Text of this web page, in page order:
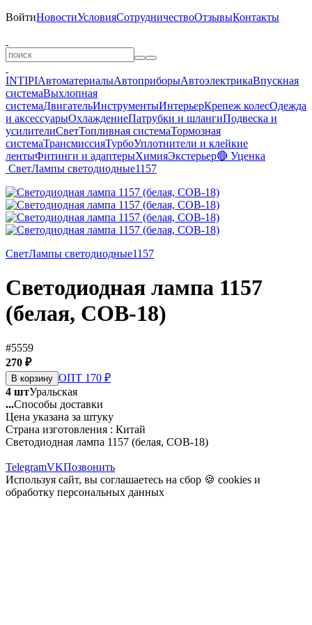
ВойтиНовостиУсловияСотрудничествоОтзывыКонтакты
INTIPIАвтоматериалыАвтоприборыАвтоэлектрикаВпускная
системаВыхлопная
системаДвигательИнструментыИнтерьерКрепеж колесОдежда
и аксессуарыОхлаждениеПатрубки и шлангиПодвеска и
усилителиСветТопливная системаТормозная
системаТрансмиссияТурбоУплотнители и клейкие
лентыФитинги и адаптерыХимияЭкстерьер🔴 Уценка
СветЛампы светодиодные1157
СветЛампы светодиодные1157
Светодиодная лампа 1157
(белая, COB-18)
#5559
270 ₽
В корзину ОПТ 170 ₽
4 штУральская
...Способы доставки
Цена указана за штуку
Страна изготовления : Китай
Светодиодная лампа 1157 (белая, COB-18)
TelegramVKПозвонить
Используя сайт, вы соглашаетесь на сбор 🍪 cookies и
обработку персональных данных